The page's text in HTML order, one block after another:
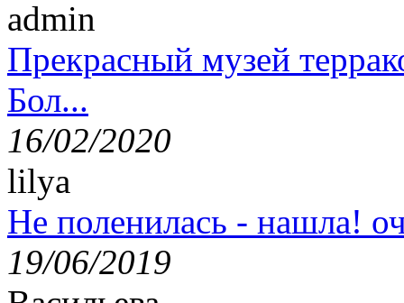
admin
Прекрасный музей
Бол...
16/02/2020
lilya
Не поленилась - нашла!
19/06/2019